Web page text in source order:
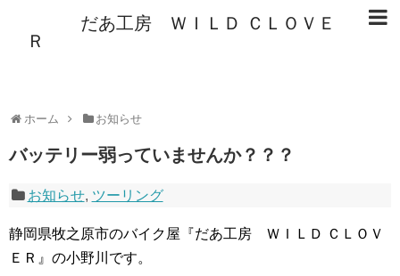
だあ工房 ＷＩＬＤ ＣＬＯＶＥ
Ｒ
ホーム お知らせ
バッテリー弱っていませんか？？？
お知らせ, ツーリング
静岡県牧之原市のバイク屋『だあ工房 ＷＩＬＤ ＣＬＯＶ
ＥＲ』の小野川です。